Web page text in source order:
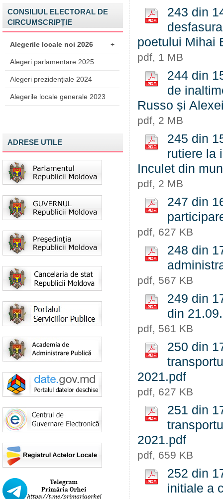
CONSILIUL ELECTORAL DE
CIRCUMSCRIPȚIE
Alegerile locale noi 2026 +
Alegeri parlamentare 2025
Alegeri prezidențiale 2024
Alegerile locale generale 2023
ADRESE UTILE
243 din
poetului Mihai
pdf, 1 MB
244 din
de
Russo și
pdf, 2 MB
245 din
rutiere la
Inculet din
pdf, 2 MB
247 din
pdf, 627 KB
248 din
pdf, 567 KB
249 din
din
pdf, 561 KB
250 din
2021.pdf
pdf, 627 KB
251 din
2021.pdf
pdf, 659 KB
252 din
initiale a